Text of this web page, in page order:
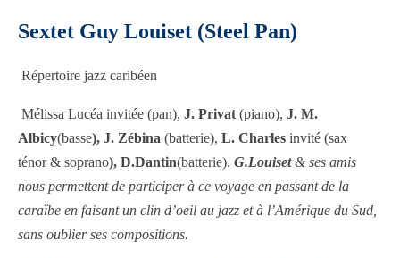
Sextet Guy Louiset (Steel Pan)
Répertoire jazz caribéen
Mélissa Lucéa invitée (pan), J. Privat (piano), J. M.
Albicy(basse), J. Zébina (batterie), L. Charles invité (sax
ténor & soprano), D.Dantin(batterie). G.Louiset& ses amis
nous permettent de participer à ce voyage en passant de la
caraïbe en faisant un clin d’oeil au jazz et à l’Amérique du Sud,
sans oublier ses compositions.